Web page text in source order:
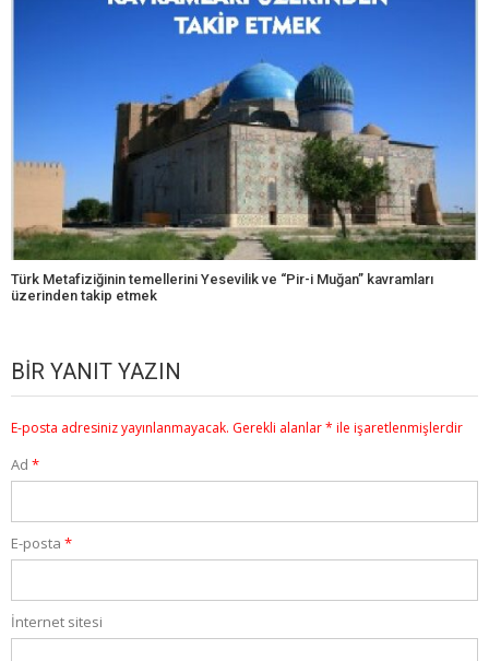
Türk Metafiziğinin temellerini Yesevilik ve “Pir-i Muğan” kavramları
üzerinden takip etmek
BIR YANIT YAZIN
E-posta adresiniz yayınlanmayacak. Gerekli alanlar* ile işaretlenmişlerdir
Ad *
E-posta *
İnternet sitesi